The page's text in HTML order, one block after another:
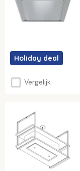
Holiday deal
Vergelijk